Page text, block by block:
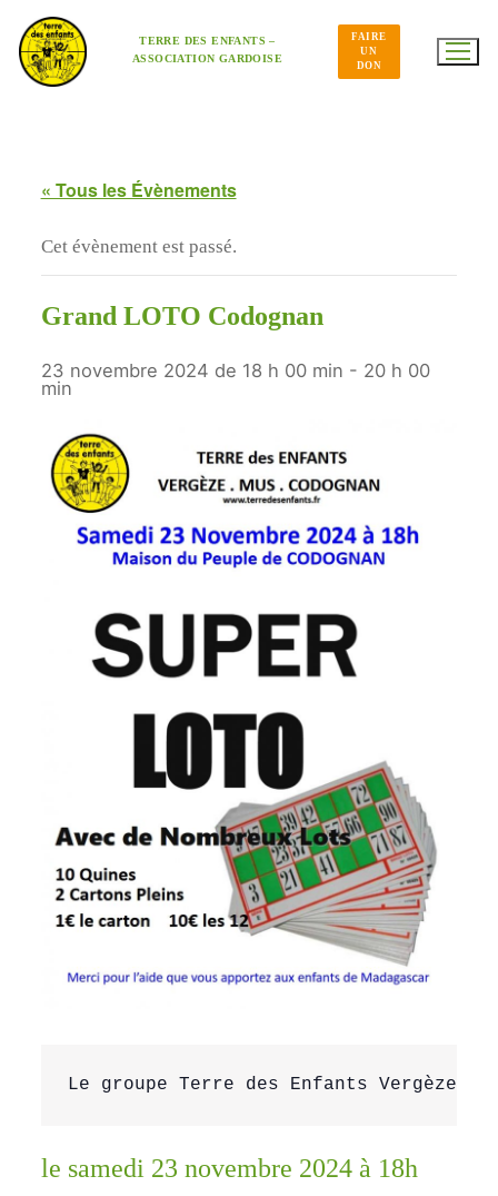
contenu
TERRE DES ENFANTS –
ASSOCIATION GARDOISE
FAIRE
UN
DON
« Tous les Évènements
Cet évènement est passé.
Grand LOTO Codognan
23 novembre 2024 de 18 h 00 min - 20 h 00
min
Le groupe Terre des Enfants Vergèze
le samedi 23 novembre 2024 à 18h